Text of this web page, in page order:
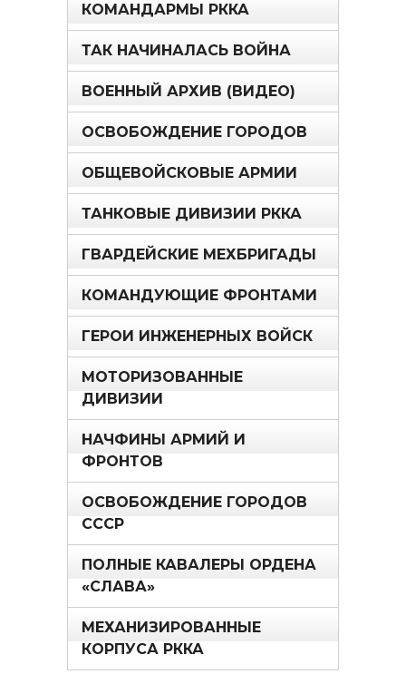
КОМАНДАРМЫ РККА
ТАК НАЧИНАЛАСЬ ВОЙНА
ВОЕННЫЙ АРХИВ (ВИДЕО)
ОСВОБОЖДЕНИЕ ГОРОДОВ
ОБЩЕВОЙСКОВЫЕ АРМИИ
ТАНКОВЫЕ ДИВИЗИИ РККА
ГВАРДЕЙСКИЕ МЕХБРИГАДЫ
КОМАНДУЮЩИЕ ФРОНТАМИ
ГЕРОИ ИНЖЕНЕРНЫХ ВОЙСК
МОТОРИЗОВАННЫЕ
ДИВИЗИИ
НАЧФИНЫ АРМИЙ И
ФРОНТОВ
ОСВОБОЖДЕНИЕ ГОРОДОВ
СССР
ПОЛНЫЕ КАВАЛЕРЫ ОРДЕНА
«СЛАВА»
МЕХАНИЗИРОВАННЫЕ
КОРПУСА РККА